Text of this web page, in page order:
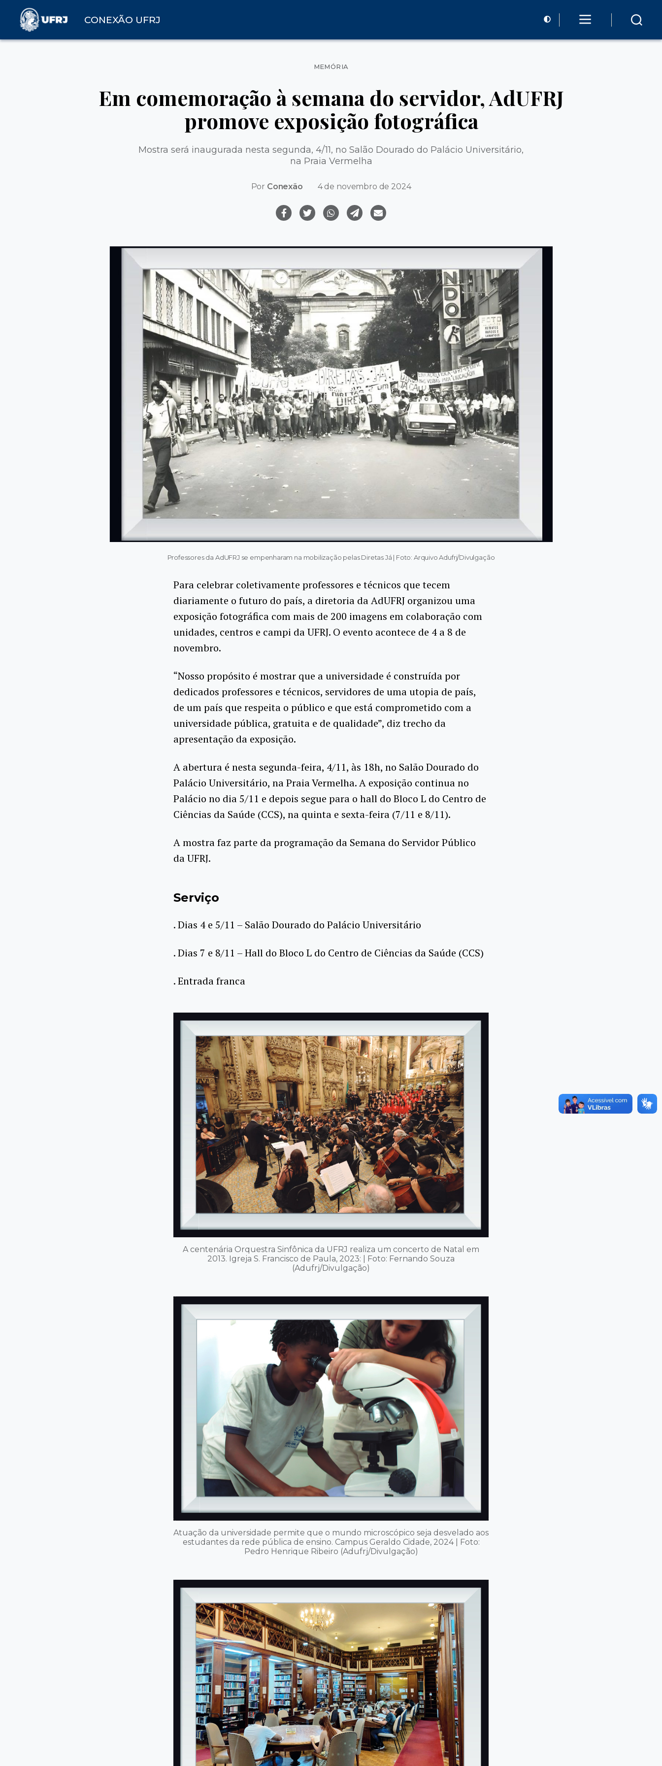
CONEXÃO UFRJ
Categorias
MEMÓRIA
Em comemoração à semana do servidor, AdUFRJ
promove exposição fotográfica
Mostra será inaugurada nesta segunda, 4/11, no Salão Dourado do Palácio Universitário,
na Praia Vermelha
Por Conexão 4 de novembro de 2024
Professores da AdUFRJ se empenharam na mobilização pelas Diretas Já | Foto: Arquivo Adufrj/Divulgação
Para celebrar coletivamente professores e técnicos que tecem
diariamente o futuro do país, a diretoria da AdUFRJ organizou uma
exposição fotográfica com mais de 200 imagens em colaboração com
unidades, centros e campi da UFRJ. O evento acontece de 4 a 8 de
novembro.
“Nosso propósito é mostrar que a universidade é construída por
dedicados professores e técnicos, servidores de uma utopia de país,
de um país que respeita o público e que está comprometido com a
universidade pública, gratuita e de qualidade”, diz trecho da
apresentação da exposição.
A abertura é nesta segunda-feira, 4/11, às 18h, no Salão Dourado do
Palácio Universitário, na Praia Vermelha. A exposição continua no
Palácio no dia 5/11 e depois segue para o hall do Bloco L do Centro de
Ciências da Saúde (CCS), na quinta e sexta-feira (7/11 e 8/11).
A mostra faz parte da programação da Semana do Servidor Público
da UFRJ.
Serviço
. Dias 4 e 5/11 – Salão Dourado do Palácio Universitário
. Dias 7 e 8/11 – Hall do Bloco L do Centro de Ciências da Saúde (CCS)
. Entrada franca
A centenária Orquestra Sinfônica da UFRJ realiza um concerto de Natal em
2013. Igreja S. Francisco de Paula, 2023: | Foto: Fernando Souza
(Adufrj/Divulgação)
Atuação da universidade permite que o mundo microscópico seja desvelado aos
estudantes da rede pública de ensino. Campus Geraldo Cidade, 2024 | Foto:
Pedro Henrique Ribeiro (Adufrj/Divulgação)